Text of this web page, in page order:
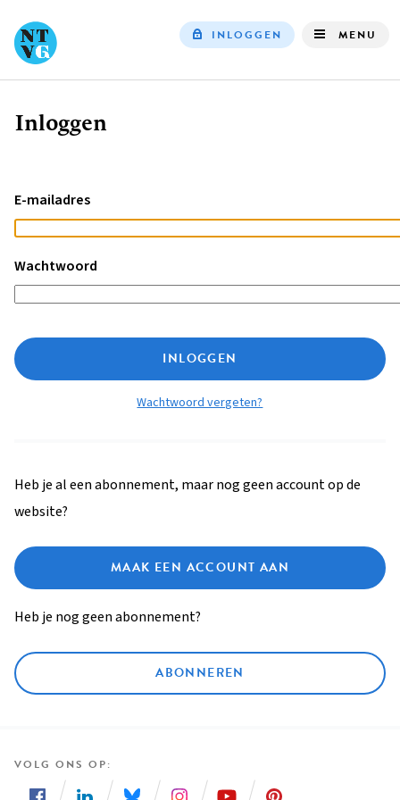
INLOGGEN MENU
Kruimelpad
Inloggen
E-mailadres
Wachtwoord
INLOGGEN
Wachtwoord vergeten?
Heb je al een abonnement, maar nog geen account op de
website?
MAAK EEN ACCOUNT AAN
Heb je nog geen abonnement?
ABONNEREN
VOLG ONS OP